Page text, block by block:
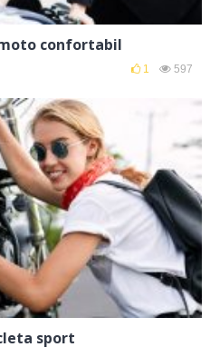
confortabil
1 597
sport